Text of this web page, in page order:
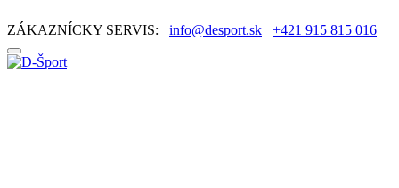
ZÁKAZNÍCKY SERVIS: info@desport.sk +421 915 815 016